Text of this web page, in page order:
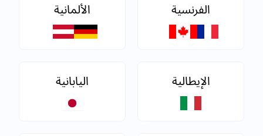
الفرنسية الألمانية
الإيطالية اليابانية